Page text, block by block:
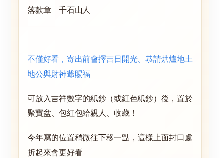
落款章：千石山人
不僅好看，寄出前會擇吉日開光、恭請烘爐地土
地公與財神爺賜福
可放入吉祥數字的紙鈔（或紅色紙鈔）後，置於
聚寶盆、包紅包給親人、收藏！
今年寫的位置稍微往下移一點，這樣上面封口處
折起來會更好看